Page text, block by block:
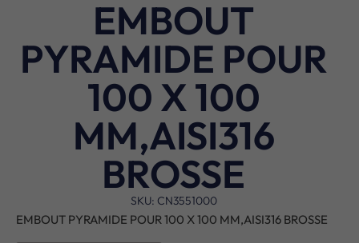
EMBOUT
PYRAMIDE POUR
100 X 100
MM,AISI316
BROSSE
SKU: CN3551000
EMBOUT PYRAMIDE POUR 100 X 100 MM,AISI316 BROSSE